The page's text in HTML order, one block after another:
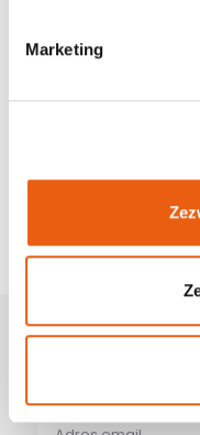
Marketing
Zapisz
Bądź na bieżąco z